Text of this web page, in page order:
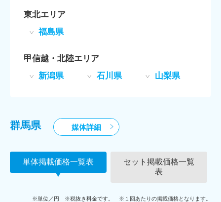
東北エリア
福島県
甲信越・北陸エリア
新潟県
石川県 山梨県
群馬県 媒体詳細
単体掲載価格一覧表
セット掲載価格一覧
表
※単位／円 ※税抜き料金です。 ※１回あたりの掲載価格となります。